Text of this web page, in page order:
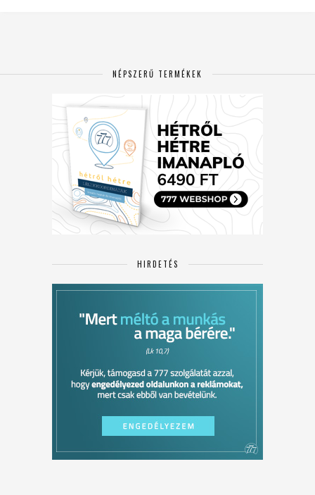
NÉPSZERŰ TERMÉKEK
HIRDETÉS